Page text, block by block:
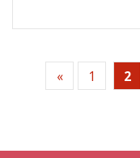
« 1 2